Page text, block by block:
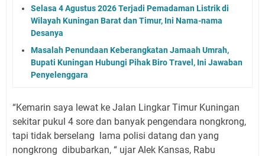
Selasa 4 Agustus 2026 Terjadi Pemadaman Listrik di
Wilayah Kuningan Barat dan Timur, Ini Nama-nama
Desanya
Masalah Penundaan Keberangkatan Jamaah Umrah,
Bupati Kuningan Hubungi Pihak Biro Travel, Ini Jawaban
Penyelenggara
“Kemarin saya lewat ke Jalan Lingkar Timur Kuningan
sekitar pukul 4 sore dan banyak pengendara nongkrong,
tapi tidak berselang lama polisi datang dan yang
nongkrong dibubarkan, “ ujar Alek Kansas, Rabu